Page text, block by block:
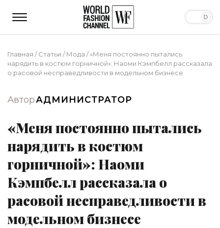
Главная /Статьи /Мода /«Меня постоянно пытались
нарядить в костюм горничной»: Наоми Кэмпбелл рассказала
о расовой несправедливости в модельном бизнесе
АвторАДМИНИСТРАТОР
«Меня постоянно пытались
нарядить в костюм
горничной»: Наоми
Кэмпбелл рассказала о
расовой несправедливости в
модельном бизнесе